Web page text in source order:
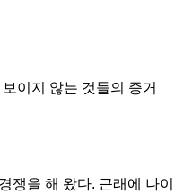
이지 않는 것들의 증거
쟁을 해 왔다. 근래에 나이